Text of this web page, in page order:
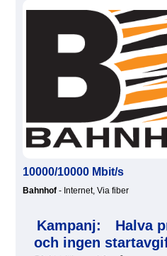
10000/10000 Mbit/s
Bahnhof - Internet, Via fiber
Kampanj:
Halva
och ingen